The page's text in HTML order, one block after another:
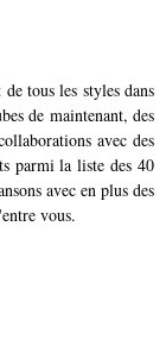
tous les styles dans
de maintenant, des
avec des
parmi la liste des 40
avec en plus des
vous.